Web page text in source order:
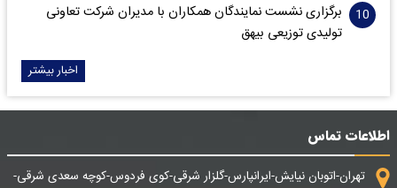
برگزاری نشست نمایندگان همکاران با مدیران شرکت تعاونی
تولیدی توزیعی بیهق
اخبار بیشتر
اطلاعات تماس
تهران-اتوبان نیایش-ایرانپارس-گلزار شرقی-کوی فردوس-کوچه سعدی شرقی-